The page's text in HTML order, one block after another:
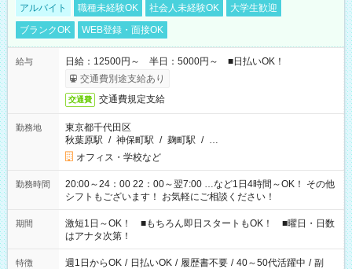
アルバイト 職種未経験OK 社会人未経験OK
大学生歓迎
ブランクOK
WEB登録・面接OK
給与
日給：12500円～ 半日：5000円～ ■日払いOK！
交通費別途支給あり
交通費 交通費規定支給
勤務地
東京都千代田区
秋葉原駅 / 神保町駅 / 麹町駅 / …
オフィス・学校など
勤務時間
20:00～24：00 22：00～翌7:00 …など1日4時間～OK！ その他
シフトもございます！ お気軽にご相談ください！
期間
激短1日～OK！ ■もちろん即日スタートもOK！ ■曜日・日数
はアナタ次第！
特徴 週1日からOK / 日払いOK / 履歴書不要 / 40～50代活躍中 / 副